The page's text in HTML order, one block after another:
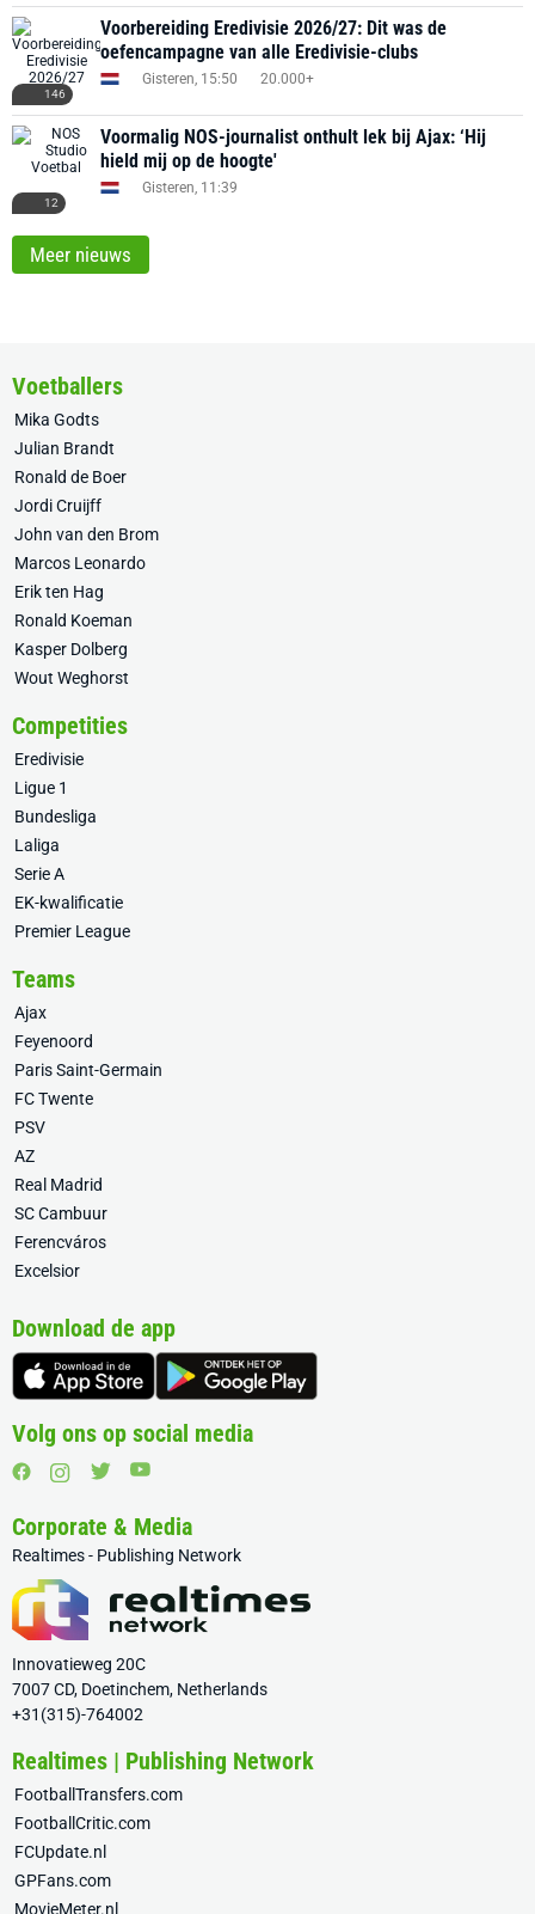
146
Voorbereiding Eredivisie 2026/27: Dit was de
oefencampagne van alle Eredivisie-clubs
Gisteren, 15:50 20.000+
12
Voormalig NOS-journalist onthult lek bij Ajax: ‘Hij
hield mij op de hoogte'
Gisteren, 11:39
Meer nieuws
Voetballers
Mika Godts
Julian Brandt
Ronald de Boer
Jordi Cruijff
John van den Brom
Marcos Leonardo
Erik ten Hag
Ronald Koeman
Kasper Dolberg
Wout Weghorst
Competities
Eredivisie
Ligue 1
Bundesliga
Laliga
Serie A
EK-kwalificatie
Premier League
Teams
Ajax
Feyenoord
Paris Saint-Germain
FC Twente
PSV
AZ
Real Madrid
SC Cambuur
Ferencváros
Excelsior
Download de app
Volg ons op social media
Corporate & Media
Realtimes - Publishing Network
Innovatieweg 20C
7007 CD, Doetinchem, Netherlands
+31(315)-764002
Realtimes | Publishing Network
FootballTransfers.com
FootballCritic.com
FCUpdate.nl
GPFans.com
MovieMeter.nl